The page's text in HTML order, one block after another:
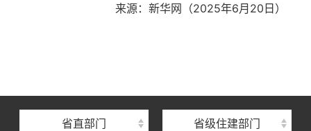
来源：新华网（2025年6月20日）
省直部门 省级住建部门
湖北省住房保障中心